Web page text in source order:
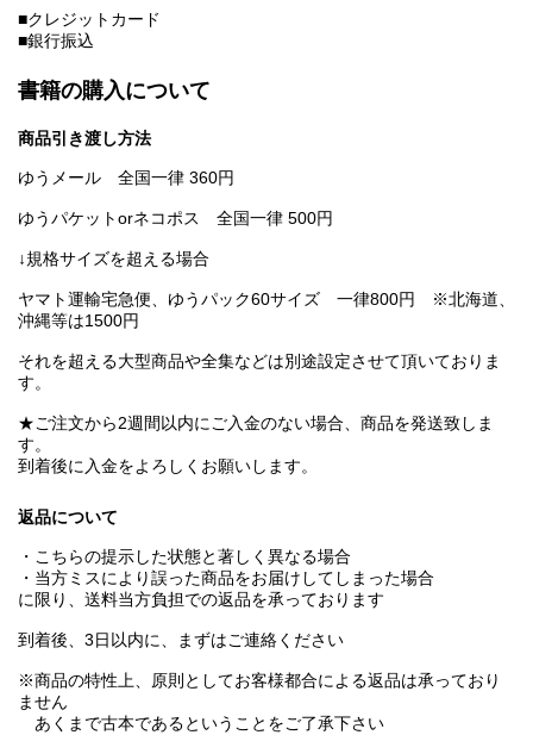
■クレジットカード
■銀行振込
書籍の購入について
商品引き渡し方法
ゆうメール 全国一律 360円
ゆうパケットorネコポス 全国一律 500円
↓規格サイズを超える場合
ヤマト運輸宅急便、ゆうパック60サイズ 一律800円 ※北海道、
沖縄等は1500円
それを超える大型商品や全集などは別途設定させて頂いておりま
す。
★ご注文から2週間以内にご入金のない場合、商品を発送致しま
す。
到着後に入金をよろしくお願いします。
返品について
・こちらの提示した状態と著しく異なる場合
・当方ミスにより誤った商品をお届けしてしまった場合
に限り、送料当方負担での返品を承っております
到着後、3日以内に、まずはご連絡ください
※商品の特性上、原則としてお客様都合による返品は承っており
ません
あくまで古本であるということをご了承下さい